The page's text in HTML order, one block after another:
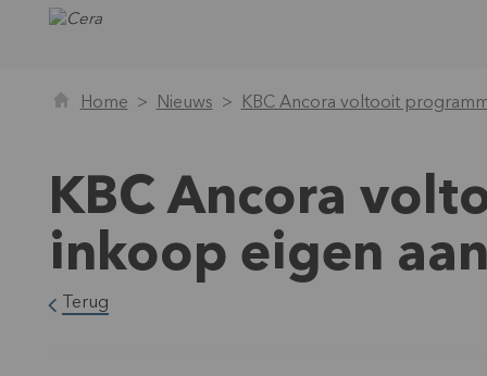
Home Nieuws KBC Ancora voltooit
KBC Ancora
inkoop eigen
Terug